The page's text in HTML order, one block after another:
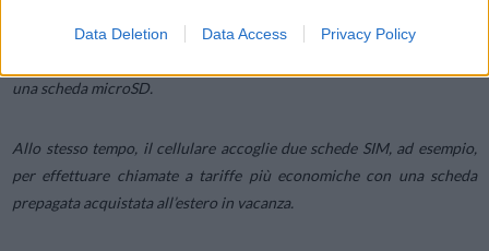
Data Deletion Data Access Privacy Policy
una scheda microSD.
Allo stesso tempo, il cellulare accoglie due schede SIM, ad esempio,
per effettuare chiamate a tariffe più economiche con una scheda
prepagata acquistata all’estero in vacanza.